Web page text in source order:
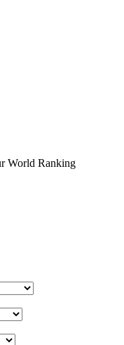
World Ranking